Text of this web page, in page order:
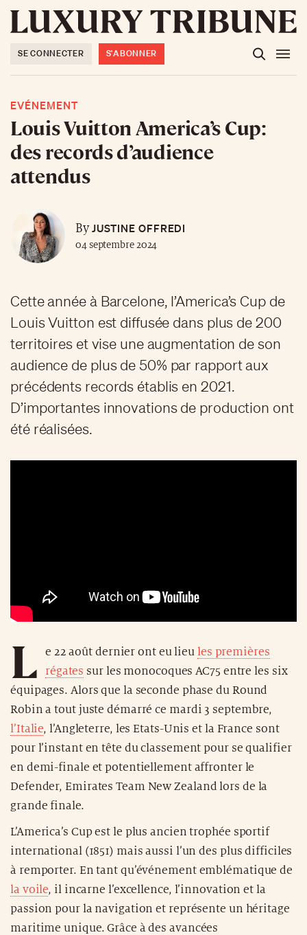
SE CONNECTER S'ABONNER
EVÉNEMENT
Louis Vuitton America’s Cup:
des records d’audience
attendus
ByJUSTINE OFFREDI
04 septembre 2024
Cette année à Barcelone, l’America’s Cup de
Louis Vuitton est diffusée dans plus de 200
territoires et vise une augmentation de son
audience de plus de 50% par rapport aux
précédents records établis en 2021.
D’importantes innovations de production ont
été réalisées.
L e 22 août dernier ont eu lieu les premières
régates sur les monocoques AC75 entre les six
équipages. Alors que la seconde phase du Round
Robin a tout juste démarré ce mardi 3 septembre,
l’Italie, l’Angleterre, les Etats-Unis et la France sont
pour l’instant en tête du classement pour se qualifier
en demi-finale et potentiellement affronter le
Defender, Emirates Team New Zealand lors de la
grande finale.
L’America’s Cup est le plus ancien trophée sportif
international (1851) mais aussi l’un des plus difficiles
à remporter. En tant qu’événement emblématique de
la voile, il incarne l’excellence, l’innovation et la
passion pour la navigation et représente un héritage
maritime unique. Grâce à des avancées